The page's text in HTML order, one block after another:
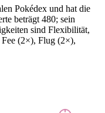
Pokédex und hat die
beträgt 480; sein
sind Flexibilität,
(2×), Flug (2×),